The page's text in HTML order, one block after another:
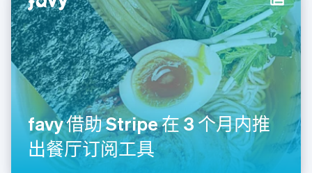
favy 借助 Stripe 在 3 个月内推
出餐厅订阅工具
立陶宛
English
列支敦士登
DeutschEnglish
卢森堡
FrançaisDeutschEnglish
罗马尼亚
English
马尔他
English
马来西亚